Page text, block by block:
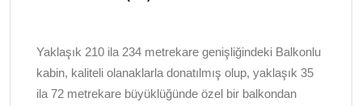
Yaklaşık 210 ila 234 metrekare genişliğindeki Balkonlu
kabin, kaliteli olanaklarla donatılmış olup, yaklaşık 35
ila 72 metrekare büyüklüğünde özel bir balkondan